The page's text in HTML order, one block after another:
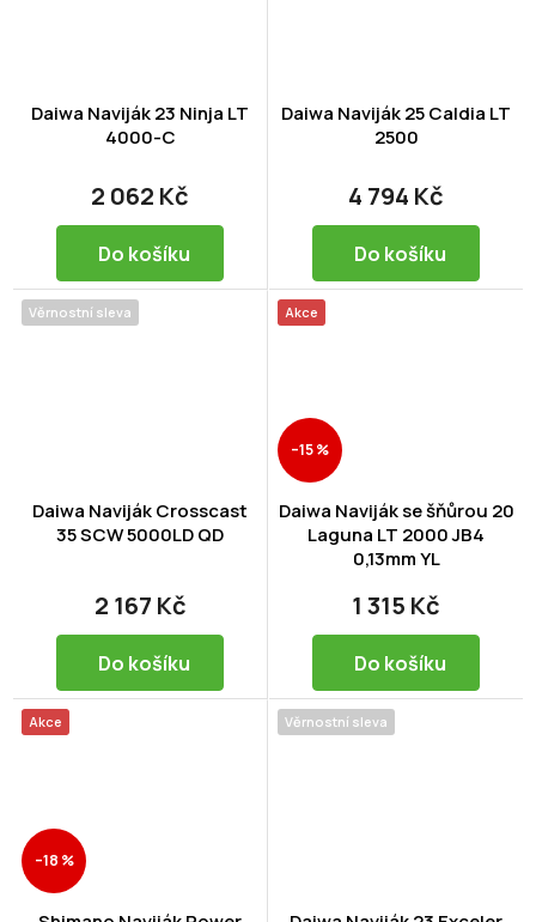
Daiwa Naviják 23 Ninja LT
4000-C
2 062 Kč
Do košíku
Daiwa Naviják 25 Caldia LT
2500
4 794 Kč
Do košíku
Věrnostní sleva
Daiwa Naviják Crosscast
35 SCW 5000LD QD
2 167 Kč
Do košíku
Akce
–15 %
Daiwa Naviják se šňůrou 20
Laguna LT 2000 JB4
0,13mm YL
1 315 Kč
Do košíku
Akce
–18 %
Věrnostní sleva